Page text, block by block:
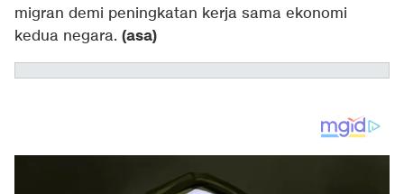
migran demi peningkatan kerja sama ekonomi
kedua negara. (asa)